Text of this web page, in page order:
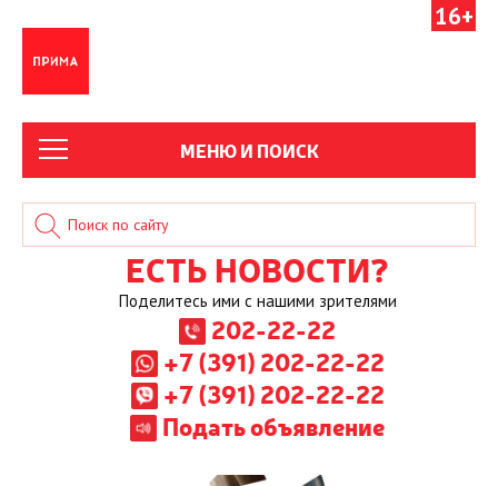
16+
МЕНЮ И ПОИСК
ЕСТЬ НОВОСТИ?
Поделитесь ими с нашими зрителями
202-22-22
+7 (391) 202-22-22
+7 (391) 202-22-22
Подать объявление